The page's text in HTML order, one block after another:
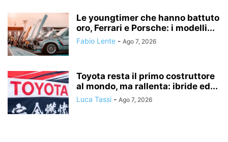
Le youngtimer che hanno battuto
oro, Ferrari e Porsche: i modelli...
Fabio Lente - Ago 7, 2026
Toyota resta il primo costruttore
al mondo, ma rallenta: ibride ed...
Luca Tassi - Ago 7, 2026